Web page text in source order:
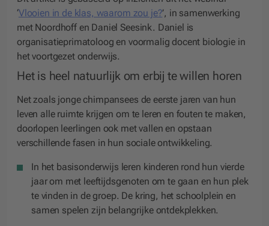
‘Vlooien in de klas, waarom zou je?’, in samenwerking
met Noordhoff en Daniel Seesink. Daniel is
organisatieprimatoloog en voormalig docent biologie in
het voortgezet onderwijs.
Het is heel natuurlijk om erbij te willen horen
Net zoals jonge chimpansees de eerste jaren van hun
leven alle ruimte krijgen om te leren en fouten te maken,
doorlopen leerlingen ook met vallen en opstaan
verschillende fasen in hun sociale ontwikkeling.
In het basisonderwijs leren kinderen rond hun vierde
jaar om met leeftijdsgenoten om te gaan en hun plek
te vinden in de groep. De kring, het schoolplein en
samen spelen zijn belangrijke ontdekplekken.